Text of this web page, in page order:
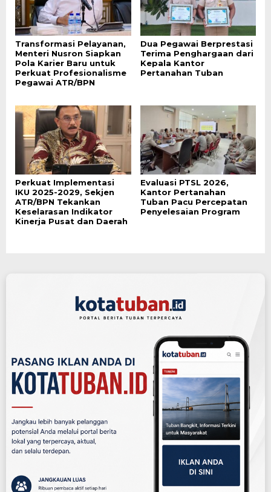
Transformasi Pelayanan,
Menteri Nusron Siapkan
Pola Karier Baru untuk
Perkuat Profesionalisme
Pegawai ATR/BPN
Dua Pegawai Berprestasi
Terima Penghargaan dari
Kepala Kantor
Pertanahan Tuban
Perkuat Implementasi
IKU 2025-2029, Sekjen
ATR/BPN Tekankan
Keselarasan Indikator
Kinerja Pusat dan Daerah
Evaluasi PTSL 2026,
Kantor Pertanahan
Tuban Pacu Percepatan
Penyelesaian Program